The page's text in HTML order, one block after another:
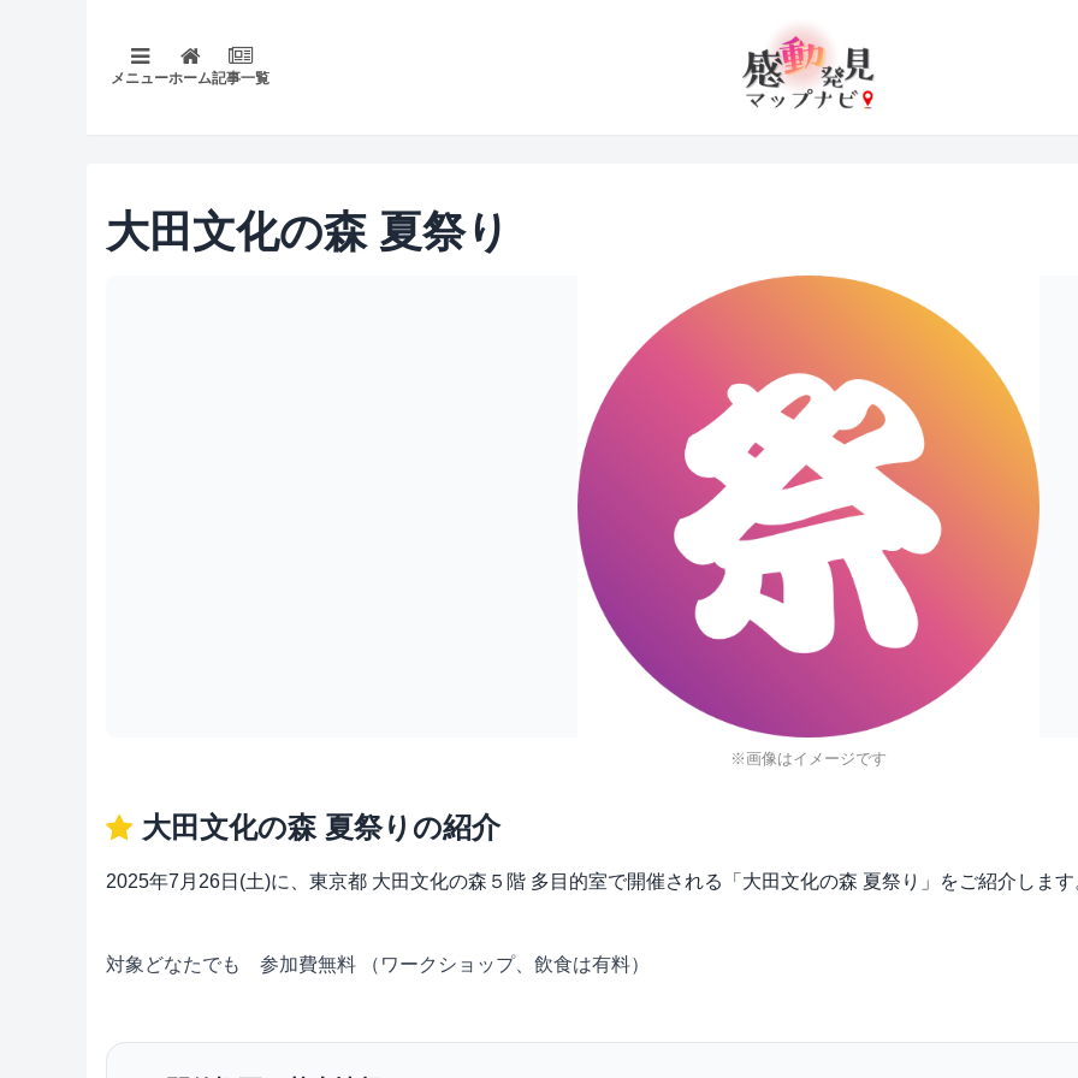
メニューホーム記事一覧
大田文化の森 夏祭り
※画像はイメージです
大田文化の森 夏祭りの紹介
2025年7月26日(土)に、東京都 大田文化の森５階 多目的室で開催される「大田文化の森 夏祭り」をご紹介します
対象どなたでも 参加費無料 （ワークショップ、飲食は有料）